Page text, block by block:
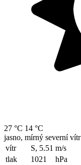
27 °C 14 °C
jasno, mírný severní vítr
vítr
S, 5.51 m/s
tlak
1021
hPa